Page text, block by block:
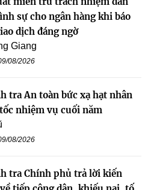
sự cho ngân hàng khi báo
dịch đáng ngờ
Giang
08/2026
tra An toàn bức xạ hạt nhân
nhiệm vụ cuối năm
08/2026
tra Chính phủ trả lời kiến